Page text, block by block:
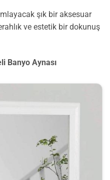
şık bir aksesuar
ve estetik bir dokunuş
Banyo Aynası